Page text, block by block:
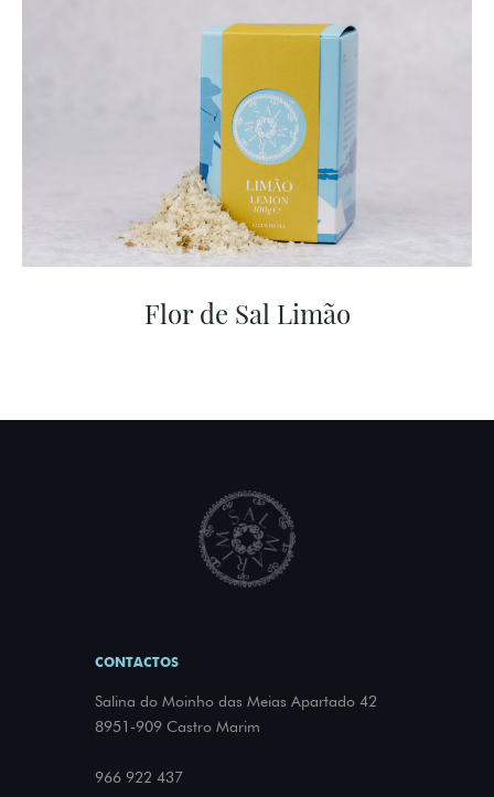
Flor de Sal Limão
CONTACTOS
Salina do Moinho das Meias Apartado 42
8951-909 Castro Marim
966 922 437